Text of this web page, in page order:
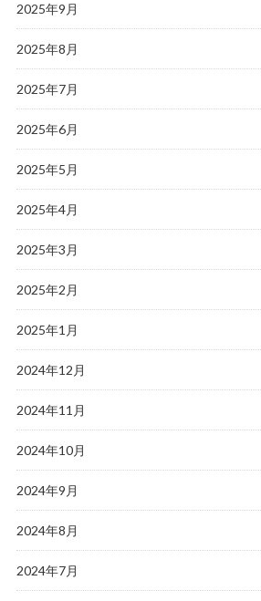
2025年9月
2025年8月
2025年7月
2025年6月
2025年5月
2025年4月
2025年3月
2025年2月
2025年1月
2024年12月
2024年11月
2024年10月
2024年9月
2024年8月
2024年7月